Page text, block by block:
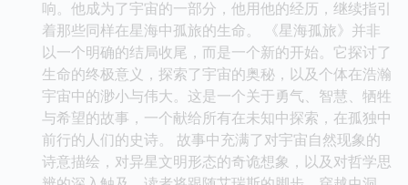
响。他成为了宇宙的一部分，他用他的经历，继续指引
着那些同样在星海中孤旅的生命。 《星海孤旅》并非
以一个明确的结局收尾，而是一个新的开始。它探讨了
生命的终极意义，探索了宇宙的奥秘，以及个体在浩瀚
宇宙中的渺小与伟大。这是一个关于勇气、智慧、牺牲
与希望的故事，一个献给所有在未知中探索，在孤独中
前行的人们的史诗。 故事中充满了对宇宙自然现象的
诗意描绘，对异星文明形态的奇诡想象，以及对哲学思